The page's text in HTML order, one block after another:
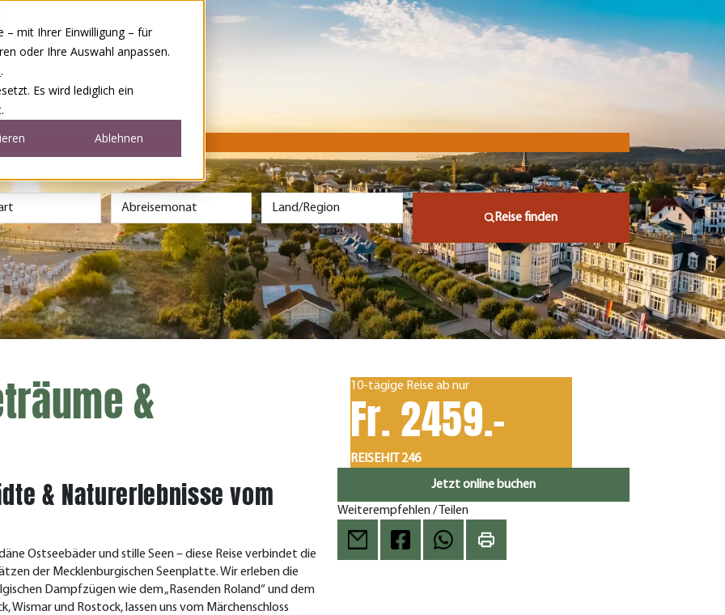
– mit Ihrer Einwilligung – für
oder Ihre Auswahl anpassen.
.
Es wird lediglich ein
Ablehnen
Reise finden
&
& Naturerlebnisse vom
Ostseebäder und stille Seen – diese Reise verbindet die
der Mecklenburgischen Seenplatte. Wir erleben die
Dampfzügen wie dem „Rasenden Roland“ und dem
und Rostock, lassen uns vom Märchenschloss
10-tägige Reise ab nur
Fr. 2459.-
REISEHIT 246
Jetzt online buchen
Weiterempfehlen / Teilen